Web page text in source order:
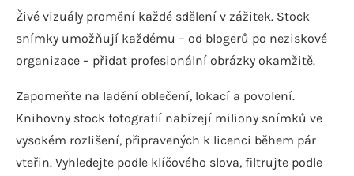
Živé vizuály promění každé sdělení v zážitek. Stock
snímky umožňují každému – od blogerů po neziskové
organizace – přidat profesionální obrázky okamžitě.
Zapomeňte na ladění oblečení, lokací a povolení.
Knihovny stock fotografií nabízejí miliony snímků ve
vysokém rozlišení, připravených k licenci během pár
vteřin. Vyhledejte podle klíčového slova, filtrujte podle